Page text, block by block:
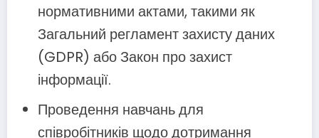
нормативними актами, такими як
Загальний регламент захисту даних
(GDPR) або Закон про захист
інформації.
Проведення навчань для
співробітників щодо дотримання